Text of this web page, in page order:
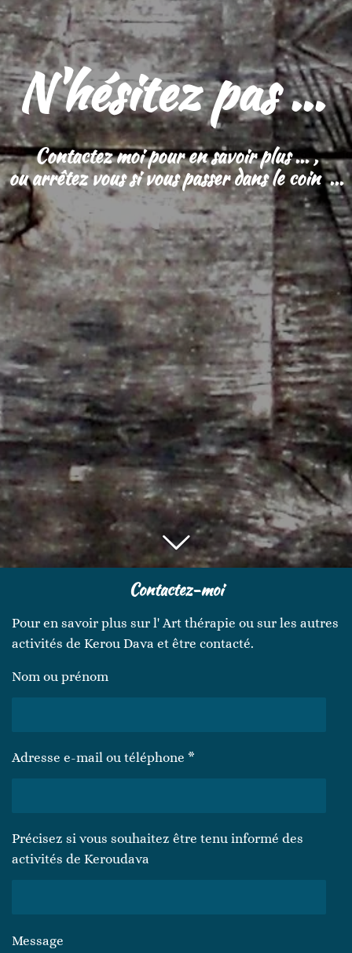
N'hésitez pas ...
Contactez moi pour en savoir plus ... ,
ou arrêtez vous si vous passer dans le coin ...
Contactez-moi
Pour en savoir plus sur l' Art thérapie ou sur les autres
activités de Kerou Dava et être contacté.
Nom ou prénom
Adresse e-mail ou téléphone *
Précisez si vous souhaitez être tenu informé des
activités de Keroudava
Message